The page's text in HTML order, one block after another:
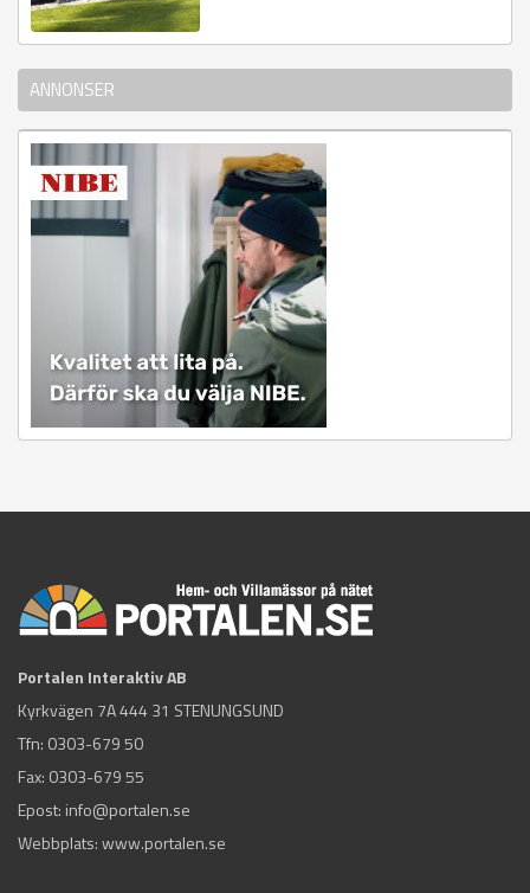
ANNONSER
Portalen Interaktiv AB
Kyrkvägen 7A 444 31 STENUNGSUND
Tfn: 0303-679 50
Fax: 0303-679 55
Epost: info@portalen.se
Webbplats: www.portalen.se